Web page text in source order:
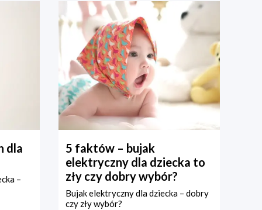
dla
–
5 faktów – bujak
elektryczny dla dziecka to
zły czy dobry wybór?
Bujak elektryczny dla dziecka – dobry
czy zły wybór?